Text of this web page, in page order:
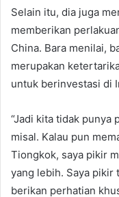
Selain itu, dia juga
memberikan
China. Bara menilai,
merupakan
untuk berinvestasi di
“Jadi kita tidak
misal. Kalau pun
Tiongkok, saya pikir
yang lebih. Saya pikir
berikan perhatian